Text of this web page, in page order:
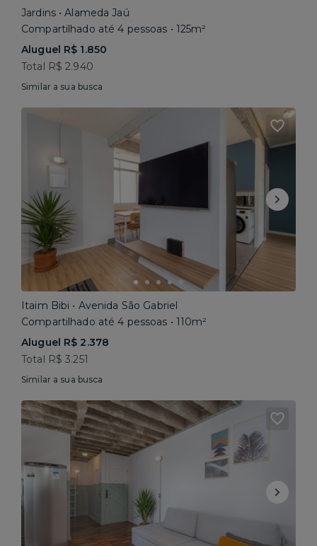
Jardins • Alameda Jaú
Compartilhado até 4 pessoas • 125m²
Aluguel R$ 1.850
Total R$ 2.940
Similar a sua busca
Itaim Bibi • Avenida São Gabriel
Compartilhado até 4 pessoas • 110m²
Aluguel R$ 2.378
Total R$ 3.251
Similar a sua busca